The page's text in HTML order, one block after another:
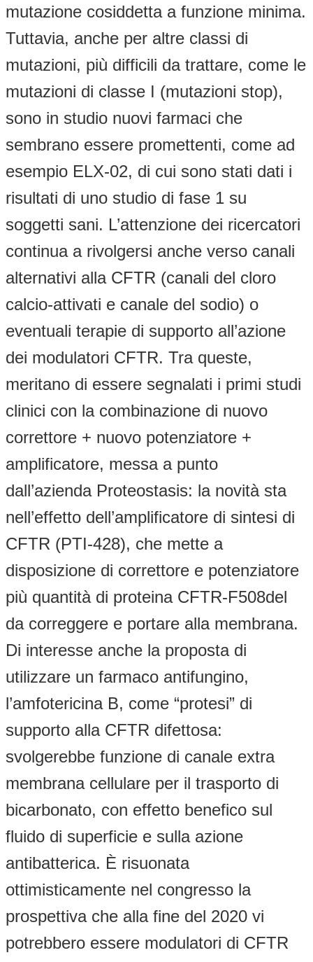
mutazione cosiddetta a funzione minima.
Tuttavia, anche per altre classi di
mutazioni, più difficili da trattare, come le
mutazioni di classe I (mutazioni stop),
sono in studio nuovi farmaci che
sembrano essere promettenti, come ad
esempio ELX-02, di cui sono stati dati i
risultati di uno studio di fase 1 su
soggetti sani. L’attenzione dei ricercatori
continua a rivolgersi anche verso canali
alternativi alla CFTR (canali del cloro
calcio-attivati e canale del sodio) o
eventuali terapie di supporto all’azione
dei modulatori CFTR. Tra queste,
meritano di essere segnalati i primi studi
clinici con la combinazione di nuovo
correttore + nuovo potenziatore +
amplificatore, messa a punto
dall’azienda Proteostasis: la novità sta
nell’effetto dell’amplificatore di sintesi di
CFTR (PTI-428), che mette a
disposizione di correttore e potenziatore
più quantità di proteina CFTR-F508del
da correggere e portare alla membrana.
Di interesse anche la proposta di
utilizzare un farmaco antifungino,
l’amfotericina B, come “protesi” di
supporto alla CFTR difettosa:
svolgerebbe funzione di canale extra
membrana cellulare per il trasporto di
bicarbonato, con effetto benefico sul
fluido di superficie e sulla azione
antibatterica. È risuonata
ottimisticamente nel congresso la
prospettiva che alla fine del 2020 vi
potrebbero essere modulatori di CFTR